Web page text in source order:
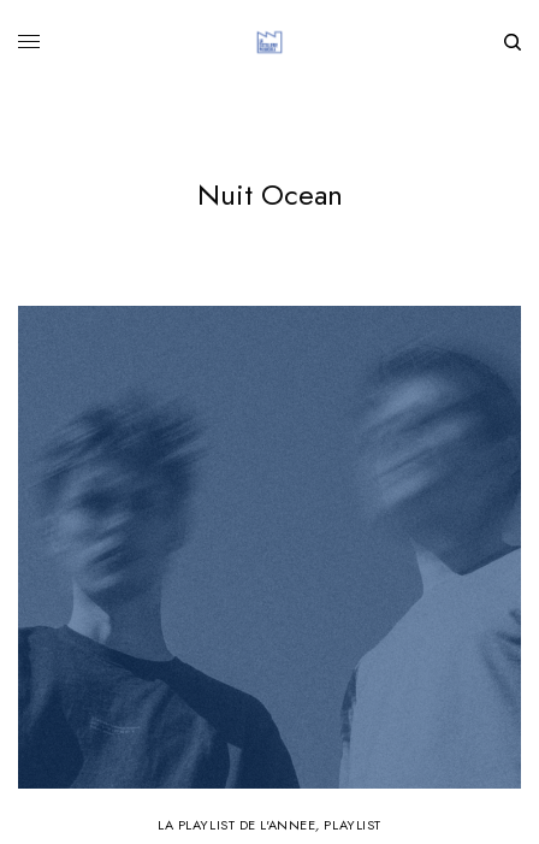
Nuit Ocean
LA PLAYLIST DE L'ANNEE, PLAYLIST